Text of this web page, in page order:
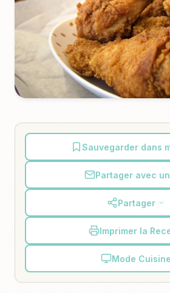
Sauvegarder dans
Partager avec un
Partager
Imprimer la
Mode Cuisine